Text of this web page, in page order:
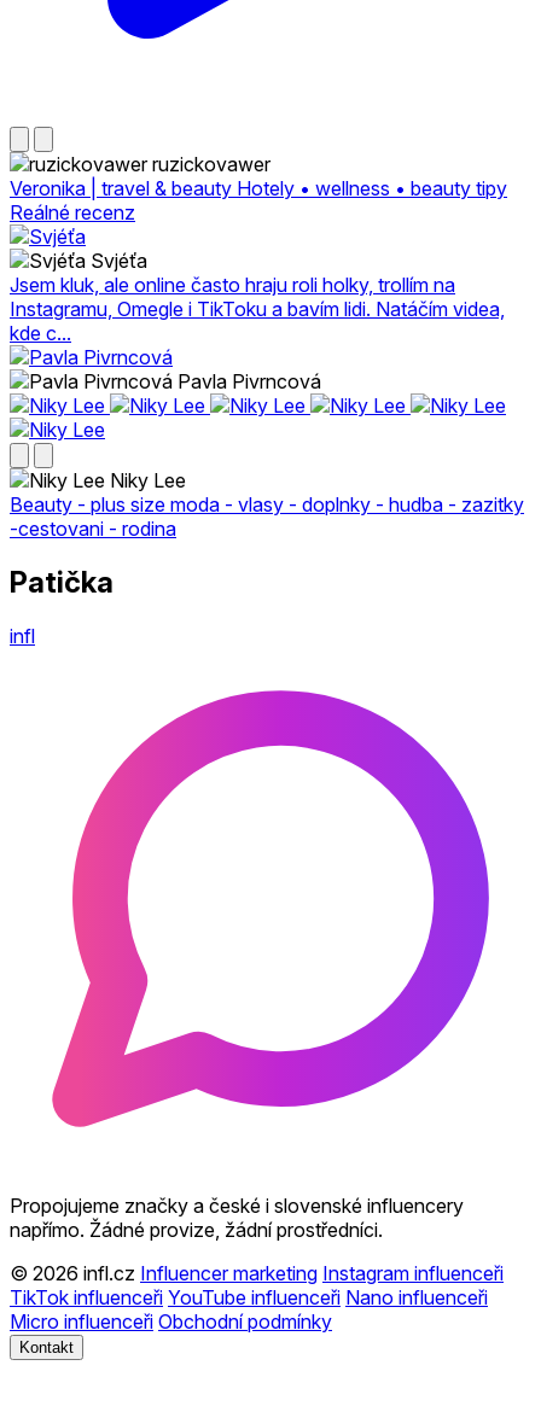
ruzickovawer
Veronika | travel & beauty Hotely • wellness • beauty tipy
Reálné recenz
Svjéťa
Jsem kluk, ale online často hraju roli holky, trollím na
Instagramu, Omegle i TikToku a bavím lidi. Natáčím videa,
kde c...
Pavla Pivrncová
Niky Lee
Beauty - plus size moda - vlasy - doplnky - hudba - zazitky
-cestovani - rodina
Patička
infl
Propojujeme značky a české i slovenské influencery
napřímo. Žádné provize, žádní prostředníci.
© 2026 infl.cz Influencer marketing Instagram influenceři
TikTok influenceři YouTube influenceři Nano influenceři
Micro influenceři Obchodní podmínky
Kontakt